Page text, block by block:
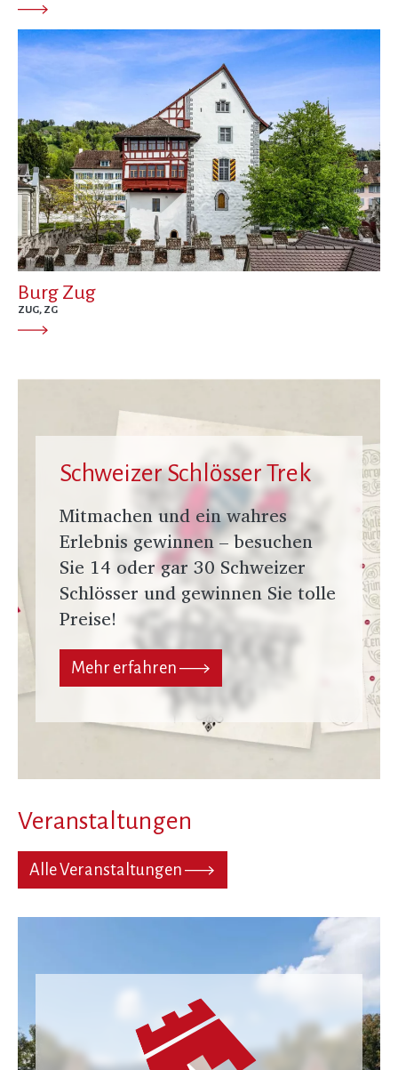
Burg Zug
ZUG, ZG
Schweizer Schlösser Trek
Mitmachen und ein wahres
Erlebnis gewinnen – besuchen
Sie 14 oder gar 30 Schweizer
Schlösser und gewinnen Sie tolle
Preise!
Mehr erfahren
Veranstaltungen
Alle Veranstaltungen